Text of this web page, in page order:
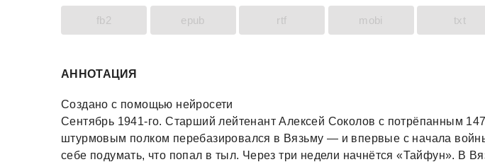
fb2 epub rtf mobi txt
АННОТАЦИЯ
Создано с помощью нейросети
Сентябрь 1941-го. Старший лейтенант Алексей Соколов с потрёпанным
штурмовым полком перебазировался в Вязьму — и впервые с начала
себе подумать, что попал в тыл. Через три недели начнётся «Тайфун». В